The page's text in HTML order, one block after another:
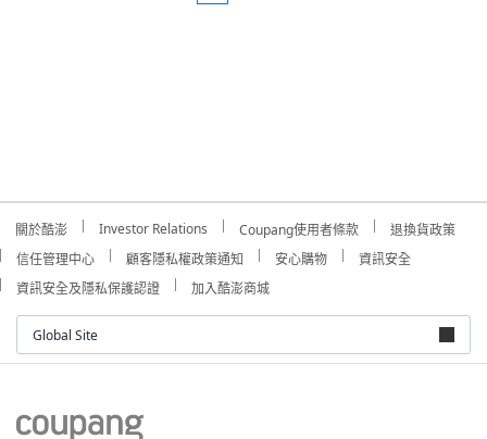
關於酷澎 Investor Relations Coupang使用者條款
退換貨政策
信任管理中心
顧客隱私權政策通知 安心購物
資訊安全
資訊安全及隱私保護認證
加入酷澎商城
Global Site